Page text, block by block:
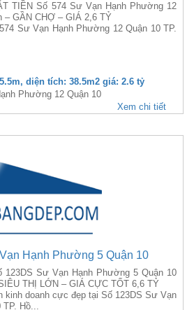
TIỀN Số 574 Sư Vạn Hạnh Phường 12
– GẦN CHỢ – GIÁ 2,6 TỶ
Sư Vạn Hạnh Phường 12 Quận 10 TP.
diện tích: 38.5m2 giá: 2.6 tỷ
Phường 12 Quận 10
Xem chi tiết
Hạnh Phường 5 Quận 10
123DS Sư Vạn Hạnh Phường 5 Quận 10
THỊ LỚN – GIÁ CỰC TỐT 6,6 TỶ
kinh doanh cực đẹp tại Số 123DS Sư Vạn
TP. Hồ...